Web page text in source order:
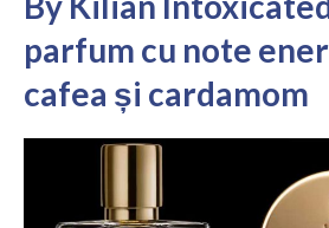
parfum cu note
cafea și cardamom